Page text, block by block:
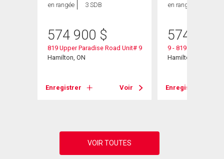
en rangée
3 SDB
574 900 $
819 Upper Paradise Road Unit# 9
Hamilton, ON
Enregistrer Voir
en rangée
574 900
9 - 819 Upper
Hamilton, ON
Enregistrer